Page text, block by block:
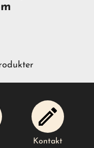
Kontakt
Kontakt